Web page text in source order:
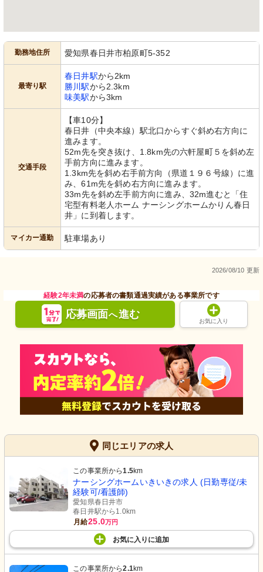
勤務地住所 愛知県春日井市柏原町5-352
最寄り駅
春日井駅から2km
勝川駅から2.3km
味美駅から3km
交通手段
【車10分】
春日井（中央本線）駅北口からすぐ斜め右方向に
進みます。
52m先を突き抜け、1.8km先の六軒屋町５を斜め左
手前方向に進みます。
1.3km先を斜め右手前方向（県道１９６号線）に進
み、61m先を斜め右方向に進みます。
33m先を斜め左手前方向に進み、32m進むと「住
宅型有料老人ホーム ナーシングホームかりん春日
井」に到着します。
マイカー通勤 駐車場あり
2026/08/10 更新
経験2年未満の応募者の書類通過実績がある事業所です
応募画面へ進む
お気に入り
同じエリアの求人
この事業所から1.5km
ナーシングホームいきいきの求人 (日勤専従/未
経験可/看護師)
愛知県春日井市
春日井駅から1.0km
月給25.0万円
お気に入り に追加
この事業所から2.1km